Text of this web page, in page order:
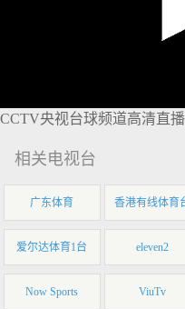
CCTV央视台球频道高清直
相关电视台
广东体育 香港有线体育
爱尔达体育1台 eleven2
Now Sports ViuTv